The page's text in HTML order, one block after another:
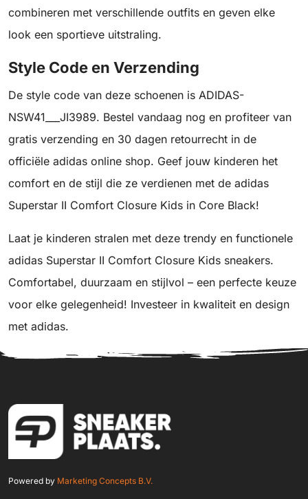
combineren met verschillende outfits en geven elke
look een sportieve uitstraling.
Style Code en Verzending
De style code van deze schoenen is ADIDAS-
NSW41___JI3989. Bestel vandaag nog en profiteer van
gratis verzending en 30 dagen retourrecht in de
officiële adidas online shop. Geef jouw kinderen het
comfort en de stijl die ze verdienen met de adidas
Superstar II Comfort Closure Kids in Core Black!
Laat je kinderen stralen met deze trendy en functionele
adidas Superstar II Comfort Closure Kids sneakers.
Comfortabel, duurzaam en stijlvol – een perfecte keuze
voor elke gelegenheid! Investeer in kwaliteit en design
met adidas.
Powered by Marketing Concepts B.V.